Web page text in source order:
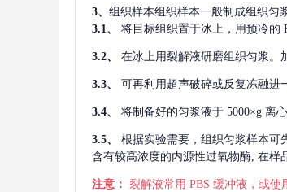
3、 组织样本组织样本一般制成组织匀
3.1、
将目标组织置于冰上，用预冷的
3.2、 在冰上用裂解液研磨组织匀浆。
3.3、 可再利用超声破碎或反复冻融进
3.4、 将制备好的匀浆液于 5000×g 离
3.5、 根据实验需要，组织匀浆样本可
含有较高浓度的内源性过氧物酶, 在样
注意： 裂解液常用 PBS 缓冲液，或使